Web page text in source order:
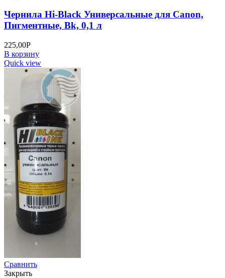
Чернила Hi-Black Универсальные для Canon,
Пигментные, Bk, 0,1 л
225,00Р
В корзину
Quick view
Сравнить
Закрыть